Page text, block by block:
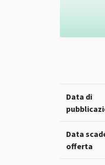
Data di
Data
offerta